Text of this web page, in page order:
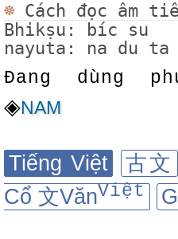
☸ Cách đọc âm
Bhikṣu: bíc su
nayuta: na du ta
Đang dùng
◈NAM
Tiếng Việt 古文
Cổ 文VănViệt